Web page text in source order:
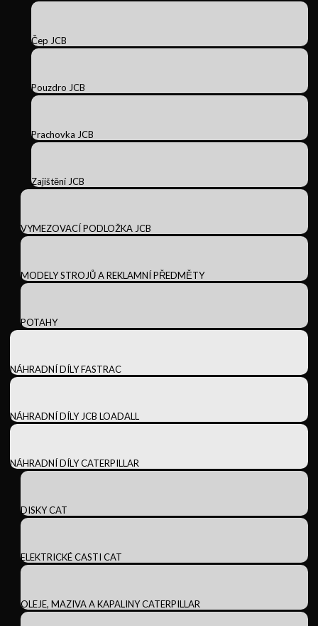
Čep JCB
Pouzdro JCB
Prachovka JCB
Zajištění JCB
VYMEZOVACÍ PODLOŽKA JCB
MODELY STROJŮ A REKLAMNÍ PŘEDMĚTY
POTAHY
NÁHRADNÍ DÍLY FASTRAC
NÁHRADNÍ DÍLY JCB LOADALL
NÁHRADNÍ DÍLY CATERPILLAR
DISKY CAT
ELEKTRICKÉ CASTI CAT
OLEJE, MAZIVA A KAPALINY CATERPILLAR